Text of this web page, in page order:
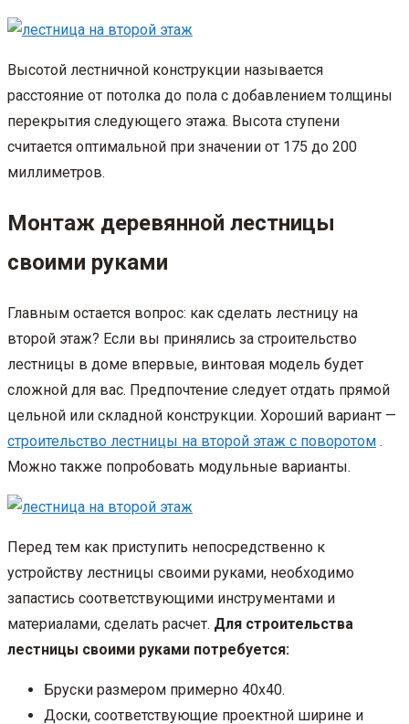
Высотой лестничной конструкции называется
расстояние от потолка до пола с добавлением толщины
перекрытия следующего этажа. Высота ступени
считается оптимальной при значении от 175 до 200
миллиметров.
Монтаж деревянной лестницы
своими руками
Главным остается вопрос: как сделать лестницу на
второй этаж? Если вы принялись за строительство
лестницы в доме впервые, винтовая модель будет
сложной для вас. Предпочтение следует отдать прямой
цельной или складной конструкции. Хороший вариант —
строительство лестницы на второй этаж с поворотом .
Можно также попробовать модульные варианты.
Перед тем как приступить непосредственно к
устройству лестницы своими руками, необходимо
запастись соответствующими инструментами и
материалами, сделать расчет. Для строительства
лестницы своими руками потребуется:
Бруски размером примерно 40х40.
Доски, соответствующие проектной ширине и